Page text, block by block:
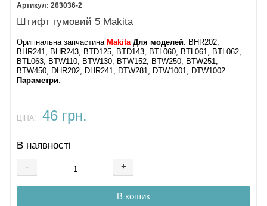
263036-2
Штифт гумовий 5 Makita
Оригінальна запчастина Makita Для моделей: BHR202,
BHR241, BHR243, BTD125, BTD143, BTL060, BTL061, BTL062,
BTL063, BTW110, BTW130, BTW152, BTW250, BTW251,
BTW450, DHR202, DHR241, DTW281, DTW1001, DTW1002.
Параметри:
ЦІНА: 46 грн.
В наявності
- +
В кошик